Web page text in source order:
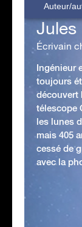
Auteur/
Jules
Écrivain
Ingénieur
toujours
découvert
télescope
les lunes
mais 405
cessé de
avec la